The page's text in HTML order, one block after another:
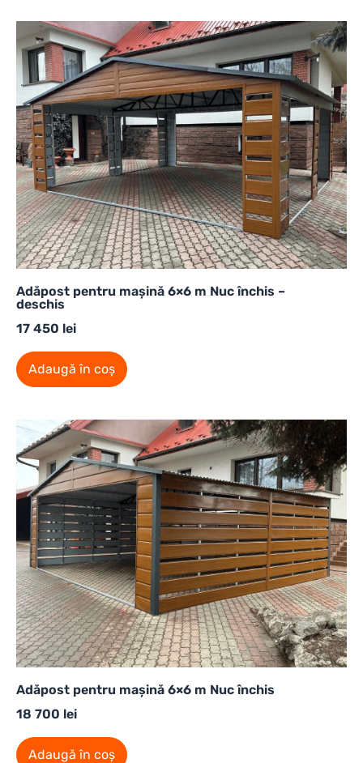
Adăpost pentru mașină 6×6 m Nuc închis –
deschis
17 450 lei
Adaugă în coș
Adăpost pentru mașină 6×6 m Nuc închis
18 700 lei
Adaugă în coș